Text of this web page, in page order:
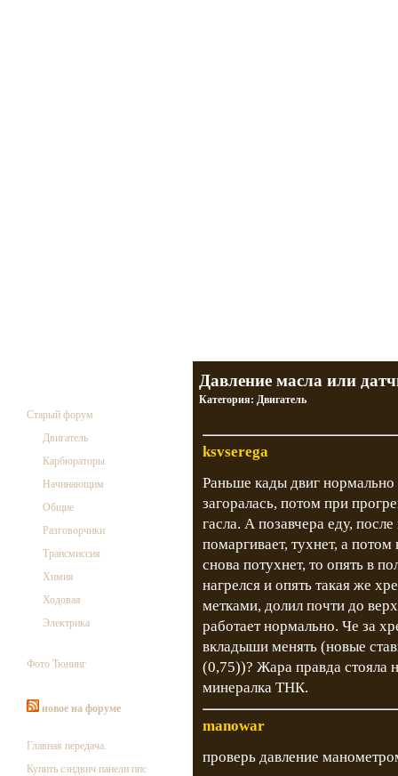
Старый форум
Двигатель
Карбюраторы
Начинающим
Общие
Разговорчики
Трансмиссия
Химия
Ходовая
Электрика
Фото Тюнинг
новое на форуме
Главная передача.
Купить сэндвич панели ппс
Давление масла или
Категория: Двигатель
ksvserega
Раньше кады двиг нормально
загоралась, потом при
гасла. А позавчера еду,
помаргивает, тухнет, а
снова потухнет, то опять в
нагрелся и опять такая же
метками, долил почти до
работает нормально. Че за
вкладыши менять (новые
(0,75))? Жара правда стояла
минералка ТНК.
manowar
проверь давление